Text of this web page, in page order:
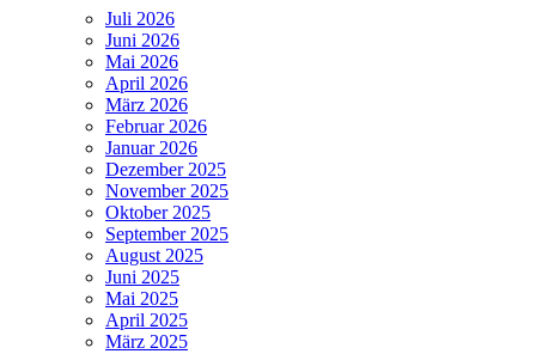
Juli 2026
Juni 2026
Mai 2026
April 2026
März 2026
Februar 2026
Januar 2026
Dezember 2025
November 2025
Oktober 2025
September 2025
August 2025
Juni 2025
Mai 2025
April 2025
März 2025